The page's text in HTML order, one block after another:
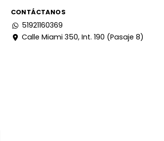
CONTÁCTANOS
51921160369
Calle Miami 350, Int. 190 (Pasaje 8)